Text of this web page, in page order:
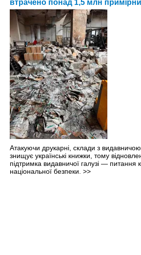
втрачено понад 1,5 млн
Атакуючи друкарні, склади з
знищує українські книжки, тому
підтримка видавничої галузі — питання
національної безпеки. >>